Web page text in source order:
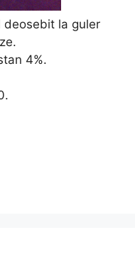
deosebit la guler
4%.